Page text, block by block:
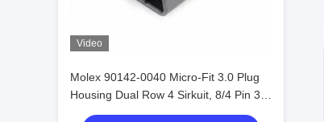
Video
Molex 90142-0040 Micro-Fit 3.0 Plug
Housing Dual Row 4 Sirkuit, 8/4 Pin 3
Mm Di Stok 90142-0040